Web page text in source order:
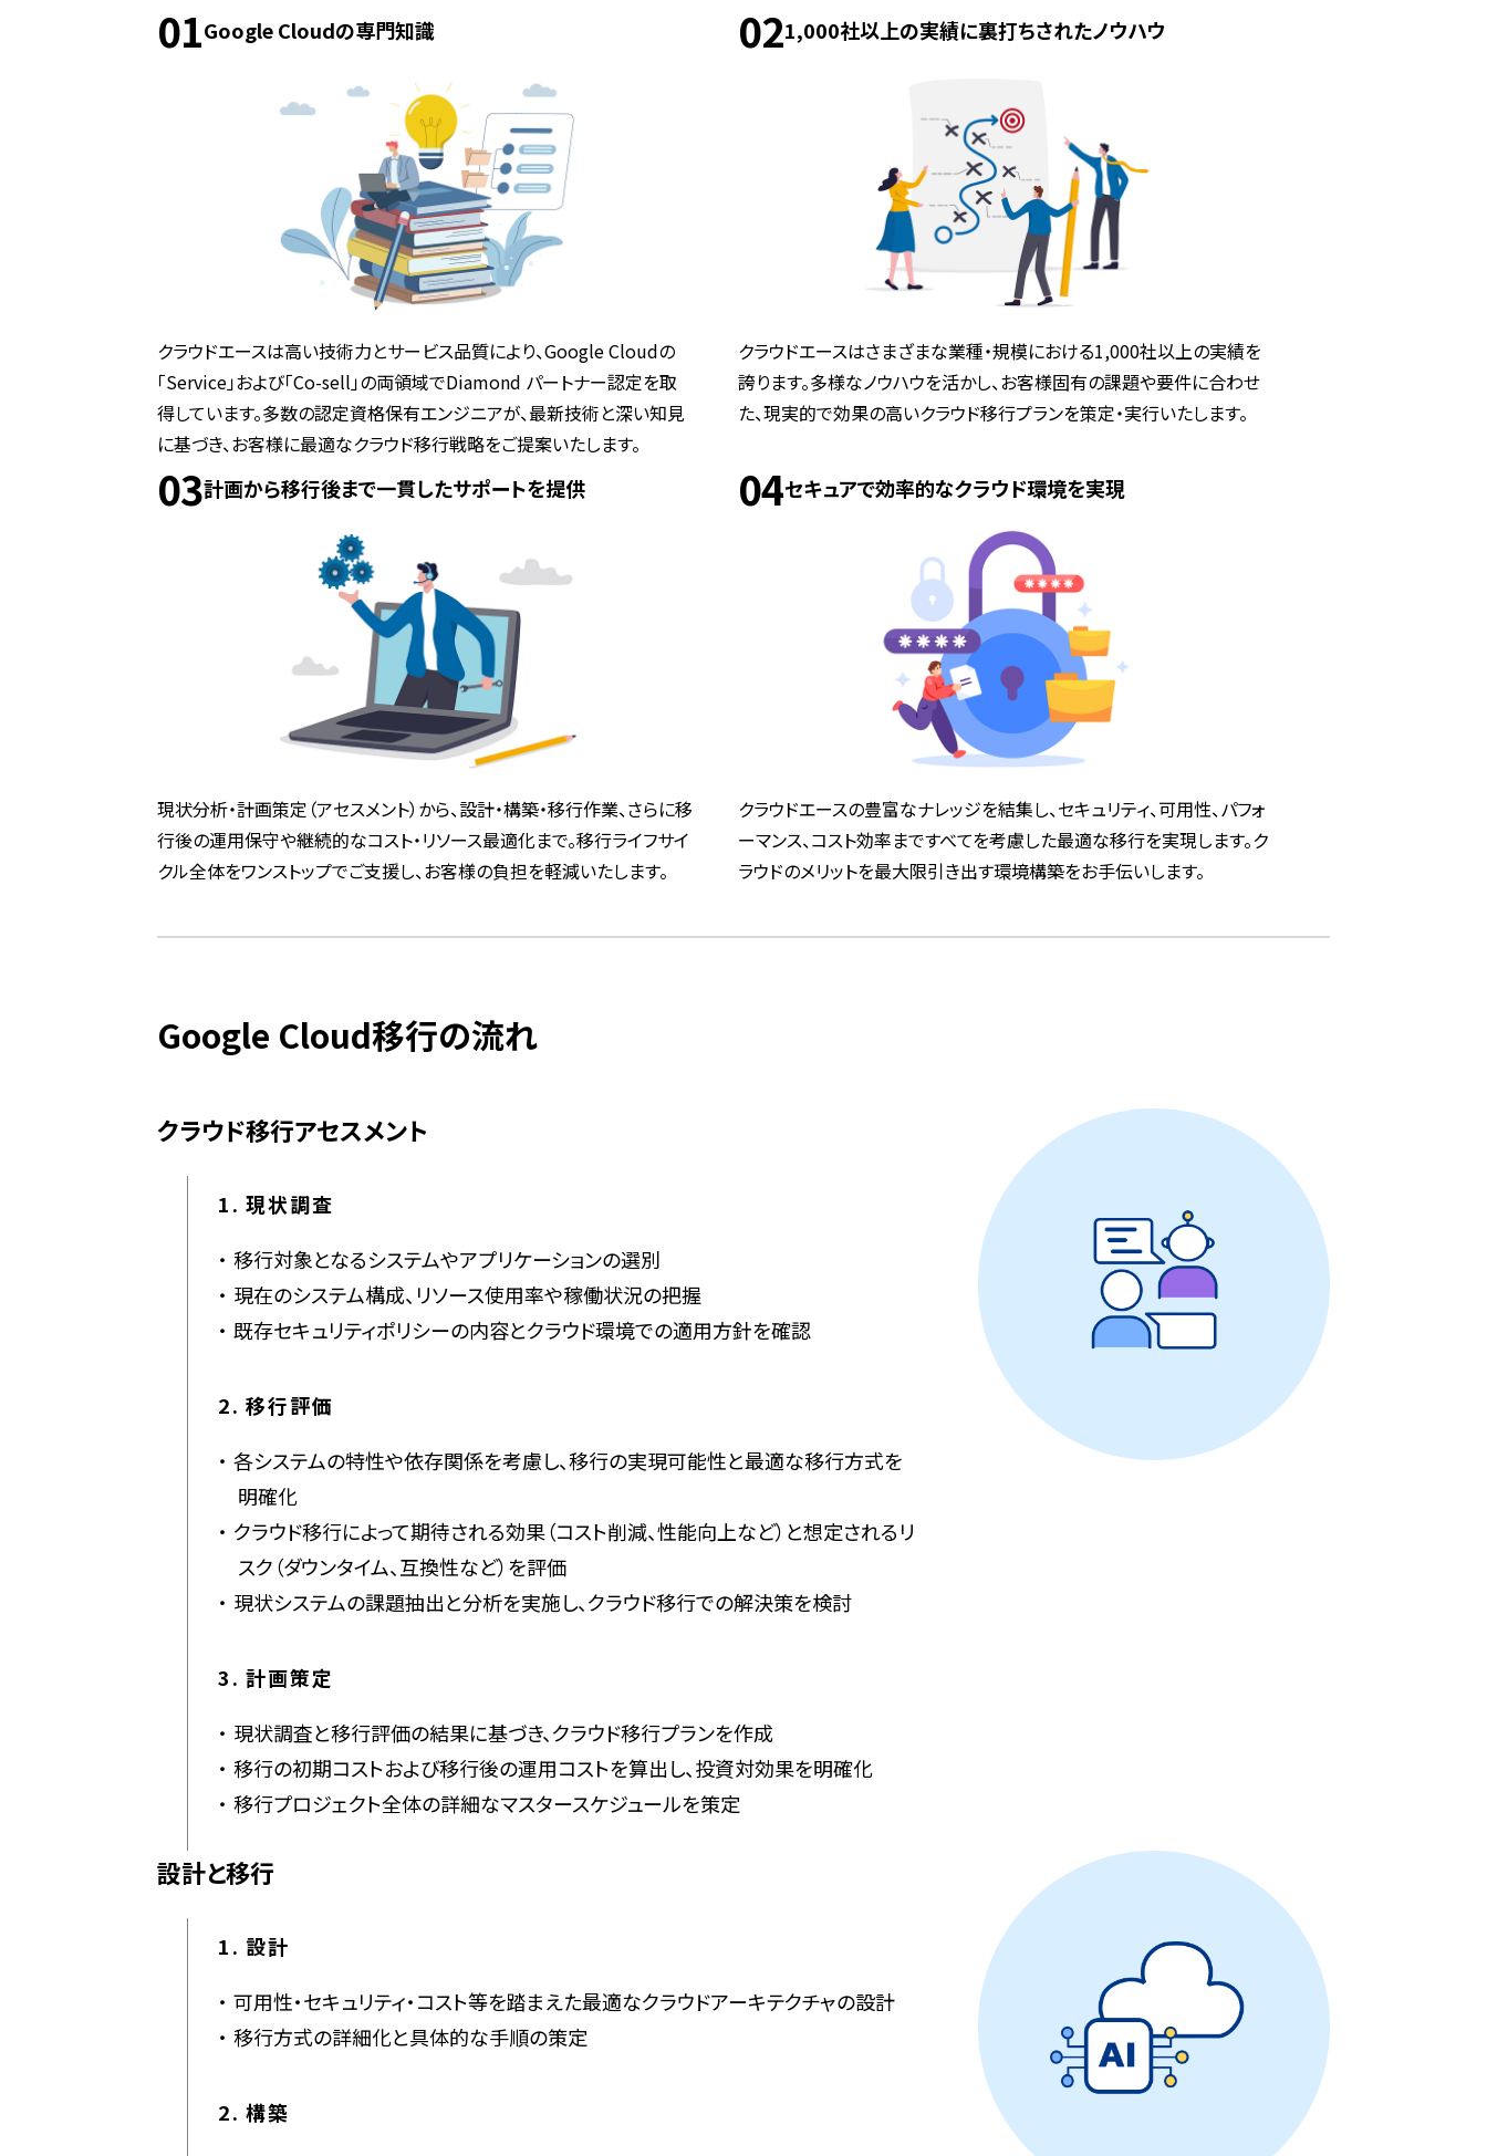
01Google Cloudの専門知識
クラウドエースは高い技術力とサービス品質により、Google Cloudの
「Service」および「Co-sell」の両領域でDiamond パートナー認定を取
得しています。多数の認定資格保有エンジニアが、最新技術と深い知見
に基づき、お客様に最適なクラウド移行戦略をご提案いたします。
021,000社以上の実績に裏打ちされたノウハウ
クラウドエースはさまざまな業種・規模における1,000社以上の実績を
誇ります。多様なノウハウを活かし、お客様固有の課題や要件に合わせ
た、現実的で効果の高いクラウド移行プランを策定・実行いたします。
03計画から移行後まで一貫したサポートを提供
現状分析・計画策定（アセスメント）から、設計・構築・移行作業、さらに移
行後の運用保守や継続的なコスト・リソース最適化まで。移行ライフサイ
クル全体をワンストップでご支援し、お客様の負担を軽減いたします。
04セキュアで効率的なクラウド環境を実現
クラウドエースの豊富なナレッジを結集し、セキュリティ、可用性、パフォ
ーマンス、コスト効率まですべてを考慮した最適な移行を実現します。ク
ラウドのメリットを最大限引き出す環境構築をお手伝いします。
Google Cloud移行の流れ
クラウド移行アセスメント
1. 現状調査
移行対象となるシステムやアプリケーションの選別
現在のシステム構成、リソース使用率や稼働状況の把握
既存セキュリティポリシーの内容とクラウド環境での適用方針を確認
2. 移行評価
各システムの特性や依存関係を考慮し、移行の実現可能性と最適な移行方式を
明確化
クラウド移行によって期待される効果（コスト削減、性能向上など）と想定されるリ
スク（ダウンタイム、互換性など）を評価
現状システムの課題抽出と分析を実施し、クラウド移行での解決策を検討
3. 計画策定
現状調査と移行評価の結果に基づき、クラウド移行プランを作成
移行の初期コストおよび移行後の運用コストを算出し、投資対効果を明確化
移行プロジェクト全体の詳細なマスタースケジュールを策定
設計と移行
1. 設計
可用性・セキュリティ・コスト等を踏まえた最適なクラウドアーキテクチャの設計
移行方式の詳細化と具体的な手順の策定
2. 構築